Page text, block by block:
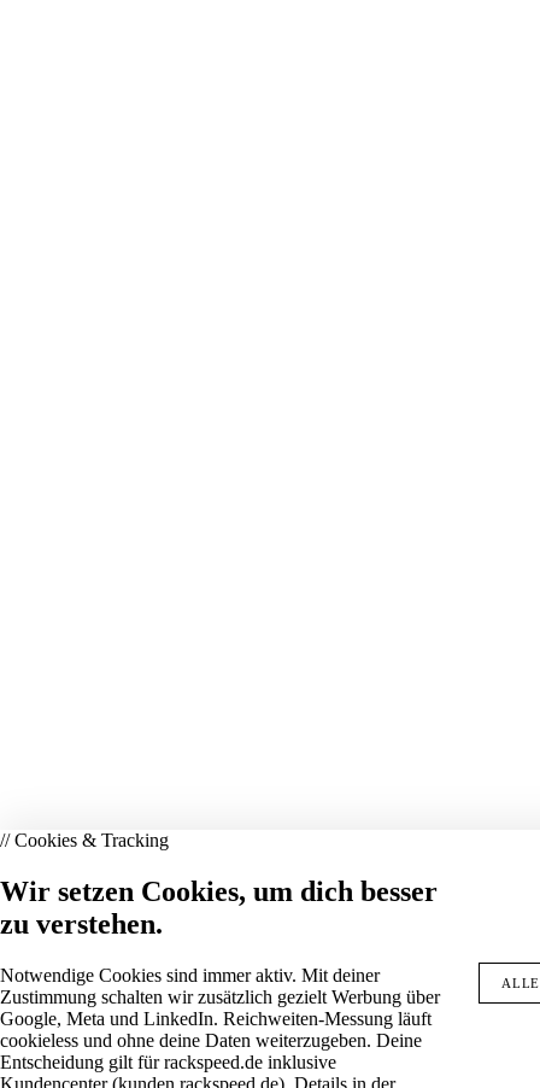
// Cookies & Tracking
Wir setzen Cookies, um dich besser
zu verstehen.
Notwendige Cookies sind immer aktiv. Mit deiner
Zustimmung schalten wir zusätzlich gezielt Werbung über
Google, Meta und LinkedIn. Reichweiten-Messung läuft
cookieless und ohne deine Daten weiterzugeben. Deine
Entscheidung gilt für rackspeed.de inklusive
Kundencenter (kunden.rackspeed.de). Details in der